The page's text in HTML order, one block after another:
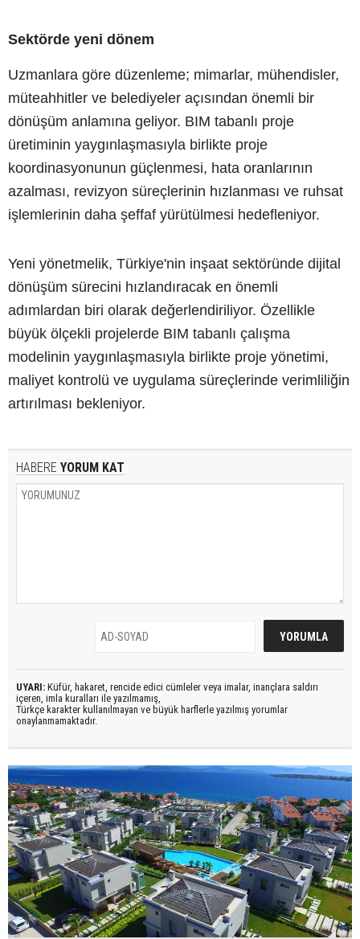
Sektörde yeni dönem
Uzmanlara göre düzenleme; mimarlar, mühendisler,
müteahhitler ve belediyeler açısından önemli bir
dönüşüm anlamına geliyor. BIM tabanlı proje
üretiminin yaygınlaşmasıyla birlikte proje
koordinasyonunun güçlenmesi, hata oranlarının
azalması, revizyon süreçlerinin hızlanması ve ruhsat
işlemlerinin daha şeffaf yürütülmesi hedefleniyor.
Yeni yönetmelik, Türkiye'nin inşaat sektöründe dijital
dönüşüm sürecini hızlandıracak en önemli
adımlardan biri olarak değerlendiriliyor. Özellikle
büyük ölçekli projelerde BIM tabanlı çalışma
modelinin yaygınlaşmasıyla birlikte proje yönetimi,
maliyet kontrolü ve uygulama süreçlerinde verimliliğin
artırılması bekleniyor.
HABERE YORUM KAT
UYARI: Küfür, hakaret, rencide edici cümleler veya imalar, inançlara saldırı
içeren, imla kuralları ile yazılmamış,
Türkçe karakter kullanılmayan ve büyük harflerle yazılmış yorumlar
onaylanmamaktadır.